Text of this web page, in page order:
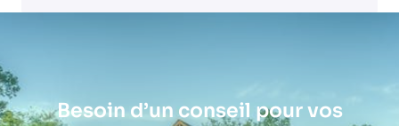
Besoin d’un conseil pour vos